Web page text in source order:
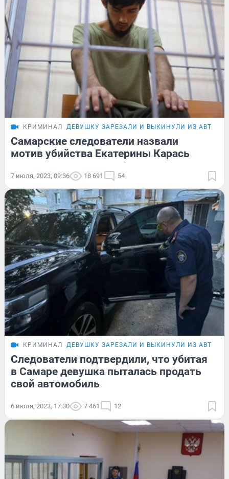
КРИМИНАЛ ДЕВУШКУ ЗАРЕЗАЛИ И ВЫКИНУЛИ ИЗ АВТО
Самарские следователи назвали
мотив убийства Екатерины Карась
7 июля, 2023, 09:36 18 691 54
КРИМИНАЛ ДЕВУШКУ ЗАРЕЗАЛИ И ВЫКИНУЛИ ИЗ АВТО
Следователи подтвердили, что убитая
в Самаре девушка пыталась продать
свой автомобиль
6 июля, 2023, 17:30 7 461 12